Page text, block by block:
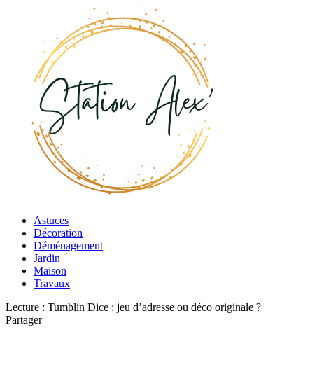
Astuces
Décoration
Déménagement
Jardin
Maison
Travaux
Lecture : Tumblin Dice : jeu d’adresse ou déco originale ?
Partager